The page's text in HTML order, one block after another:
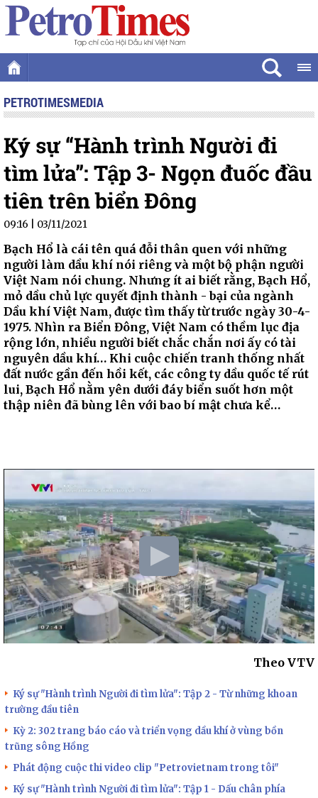
PETROTIMESMEDIA
Ký sự “Hành trình Người đi
tìm lửa”: Tập 3- Ngọn đuốc đầu
tiên trên biển Đông
09:16 | 03/11/2021
Bạch Hổ là cái tên quá đỗi thân quen với những
người làm dầu khí nói riêng và một bộ phận người
Việt Nam nói chung. Nhưng ít ai biết rằng, Bạch Hổ,
mỏ dầu chủ lực quyết định thành - bại của ngành
Dầu khí Việt Nam, được tìm thấy từ trước ngày 30-4-
1975. Nhìn ra Biển Đông, Việt Nam có thềm lục địa
rộng lớn, nhiều người biết chắc chắn nơi ấy có tài
nguyên dầu khí… Khi cuộc chiến tranh thống nhất
đất nước gần đến hồi kết, các công ty dầu quốc tế rút
lui, Bạch Hổ nằm yên dưới đáy biển suốt hơn một
thập niên đã bùng lên với bao bí mật chưa kể…
Theo VTV
Ký sự "Hành trình Người đi tìm lửa": Tập 2 - Từ những khoan
trường đầu tiên
Kỳ 2: 302 trang báo cáo và triển vọng dầu khí ở vùng bồn
trũng sông Hồng
Phát động cuộc thi video clip "Petrovietnam trong tôi"
Ký sự "Hành trình Người đi tìm lửa": Tập 1 - Dấu chân phía